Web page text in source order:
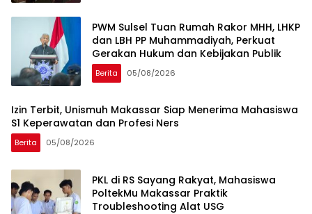
PWM Sulsel Tuan Rumah Rakor MHH, LHKP
dan LBH PP Muhammadiyah, Perkuat
Gerakan Hukum dan Kebijakan Publik
Berita 05/08/2026
Izin Terbit, Unismuh Makassar Siap Menerima Mahasiswa
S1 Keperawatan dan Profesi Ners
Berita 05/08/2026
PKL di RS Sayang Rakyat, Mahasiswa
PoltekMu Makassar Praktik
Troubleshooting Alat USG